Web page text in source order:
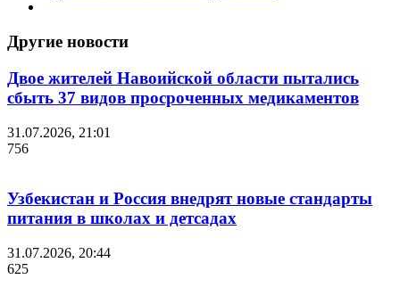
Другие новости
Двое жителей Навоийской области пытались
сбыть 37 видов просроченных медикаментов
31.07.2026, 21:01
756
Узбекистан и Россия внедрят новые стандарты
питания в школах и детсадах
31.07.2026, 20:44
625